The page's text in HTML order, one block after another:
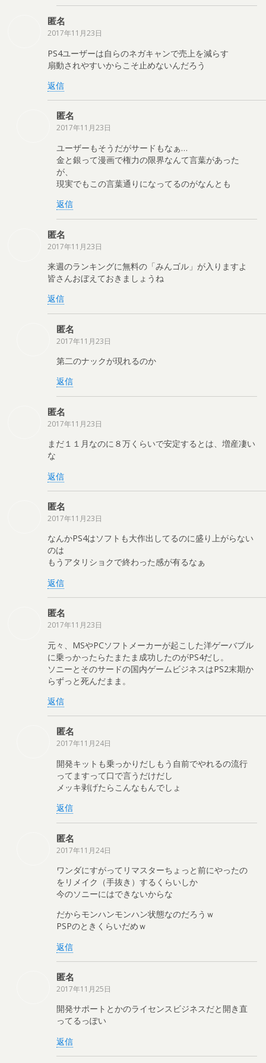
匿名
2017年11月23日
PS4ユーザーは自らのネガキャンで売上を減らす
扇動されやすいからこそ止めないんだろう
返信
匿名
2017年11月23日
ユーザーもそうだがサードもなぁ…
金と銀って漫画で権力の限界なんて言葉があった
が、
現実でもこの言葉通りになってるのがなんとも
返信
匿名
2017年11月23日
来週のランキングに無料の「みんゴル」が入りますよ
皆さんおぼえておきましょうね
返信
匿名
2017年11月23日
第二のナックが現れるのか
返信
匿名
2017年11月23日
まだ１１月なのに８万くらいで安定するとは、増産凄い
な
返信
匿名
2017年11月23日
なんかPS4はソフトも大作出してるのに盛り上がらない
のは
もうアタリショクで終わった感が有るなぁ
返信
匿名
2017年11月23日
元々、MSやPCソフトメーカーが起こした洋ゲーバブル
に乗っかったらたまたま成功したのがPS4だし。
ソニーとそのサードの国内ゲームビジネスはPS2末期か
らずっと死んだまま。
返信
匿名
2017年11月24日
開発キットも乗っかりだしもう自前でやれるの流行
ってますって口で言うだけだし
メッキ剥げたらこんなもんでしょ
返信
匿名
2017年11月24日
ワンダにすがってリマスターちょっと前にやったの
をリメイク（手抜き）するくらいしか
今のソニーにはできないからな
だからモンハンモンハン状態なのだろうｗ
PSPのときくらいだめｗ
返信
匿名
2017年11月25日
開発サポートとかのライセンスビジネスだと開き直
ってるっぽい
返信